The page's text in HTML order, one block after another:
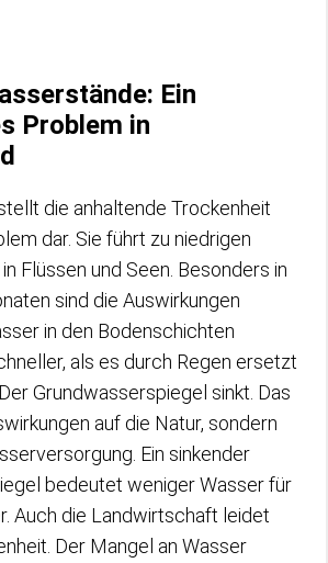
Ein
Problem in
die anhaltende Trockenheit
dar. Sie führt zu niedrigen
Flüssen und Seen. Besonders in
sind die Auswirkungen
in den Bodenschichten
als es durch Regen ersetzt
Grundwasserspiegel sinkt. Das
auf die Natur, sondern
Ein sinkender
bedeutet weniger Wasser für
Auch die Landwirtschaft leidet
Der Mangel an Wasser